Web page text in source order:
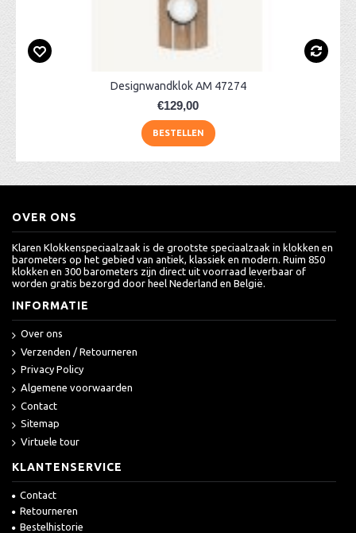
Designwandklok AM 47274
€129,00
BESTELLEN
OVER ONS
Klaren Klokkenspeciaalzaak is de grootste speciaalzaak in klokken en
barometers op het gebied van antiek, klassiek en modern. Ruim 850
klokken en 300 barometers zijn direct uit voorraad leverbaar of
worden gratis bezorgd door heel Nederland en België.
INFORMATIE
Over ons
Verzenden / Retourneren
Privacy Policy
Algemene voorwaarden
Contact
Sitemap
Virtuele tour
KLANTENSERVICE
Contact
Retourneren
Bestelhistorie